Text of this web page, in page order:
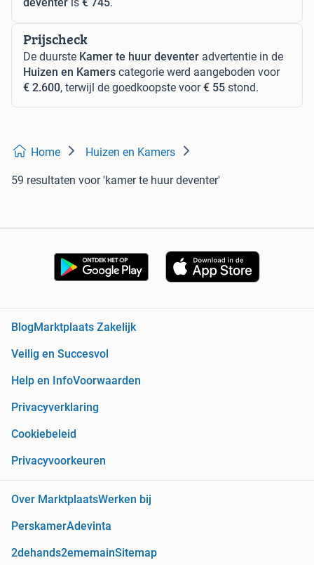
Prijscheck
De duurste Kamer te huur deventer advertentie in de
Huizen en Kamers categorie werd aangeboden voor
€ 2.600, terwijl de goedkoopste voor€ 55 stond.
Home Huizen en Kamers
59 resultaten voor 'kamer te huur deventer'
BlogMarktplaats Zakelijk
Veilig en Succesvol
Help en InfoVoorwaarden
Privacyverklaring
Cookiebeleid
Privacyvoorkeuren
Over MarktplaatsWerken bij
PerskamerAdevinta
2dehands2ememainSitemap